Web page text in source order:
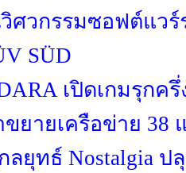
ศวกรรมซอฟต์แวร์
SÜD
เปิดเกมรุกค
ขยายเครือข่าย 38
ลยุทธ์ Nostalgia ป